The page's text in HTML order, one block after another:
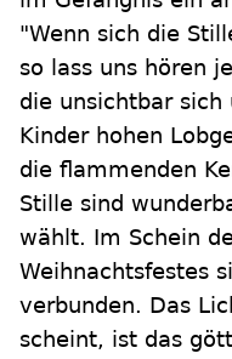
"Wenn sich die
so lass uns hören
die unsichtbar
Kinder hohen
die flammenden
Stille sind
wählt. Im Schein
Weihnachtsfestes
verbunden. Das
scheint, ist das